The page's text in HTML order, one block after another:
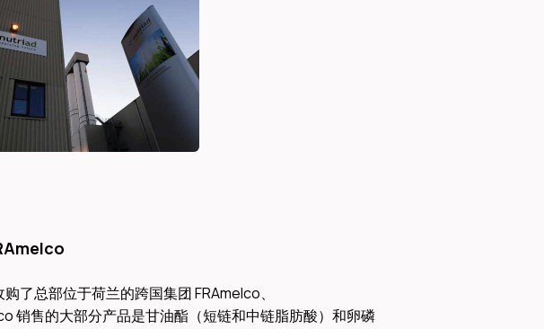
了总部位于荷兰的跨国集团 FRAmelco、
销售的大部分产品是甘油酯（短链和中链脂肪酸）和卵磷